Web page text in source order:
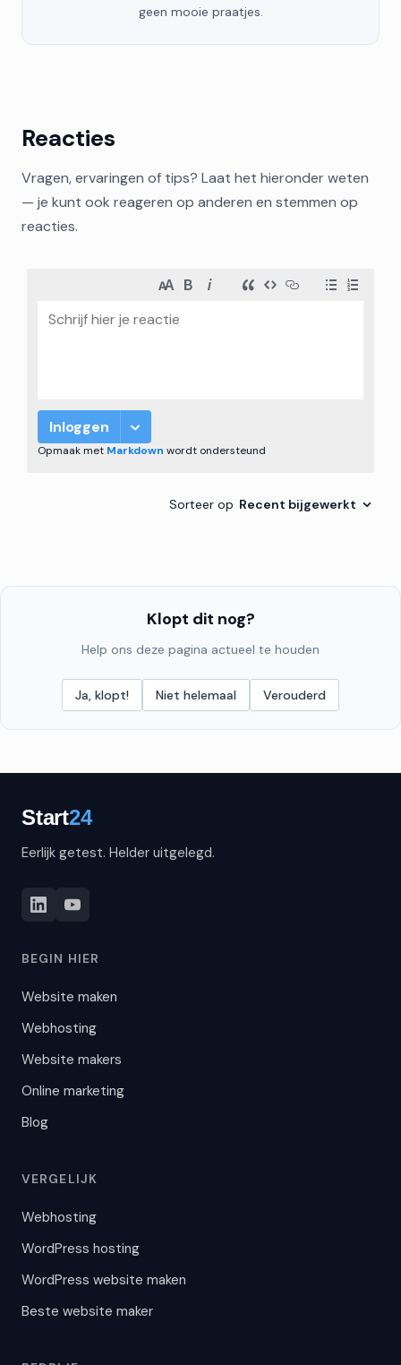
geen mooie praatjes.
Reacties
Vragen, ervaringen of tips? Laat het hieronder weten
— je kunt ook reageren op anderen en stemmen op
reacties.
Klopt dit nog?
Help ons deze pagina actueel te houden
Ja, klopt! Niet helemaal Verouderd
Eerlijk getest. Helder uitgelegd.
BEGIN HIER
Website maken
Webhosting
Website makers
Online marketing
Blog
VERGELIJK
Webhosting
WordPress hosting
WordPress website maken
Beste website maker